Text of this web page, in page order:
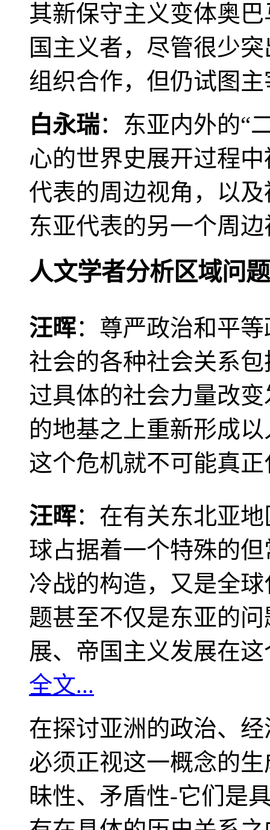
其新保守主义变体奥
国主义者，尽管很少
组织合作，但仍试图
白永瑞：东亚内外的“
心的世界史展开过程
代表的周边视角，以
东亚代表的另一个周
人文学者分析区域问题
汪晖：尊严政治和平
社会的各种社会关系
过具体的社会力量改
的地基之上重新形成
这个危机就不可能真
汪晖：在有关东北亚
球占据着一个特殊的
冷战的构造，又是全
题甚至不仅是东亚的
展、帝国主义发展在
全文...
在探讨亚洲的政治、
必须正视这一概念的
昧性、矛盾性-它们是